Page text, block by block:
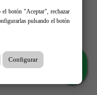
el botón "Aceptar", rechazar
pulsando el botón
Configurar